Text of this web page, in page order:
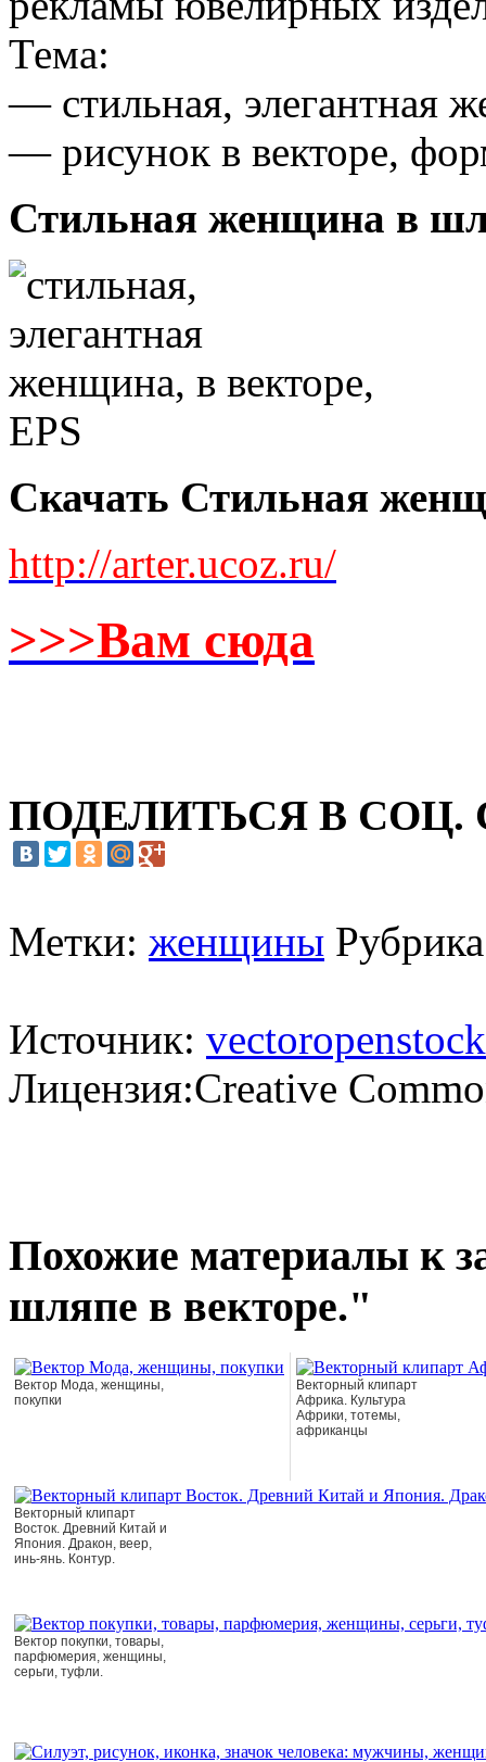
Тема:
— стильная, элегантная
— рисунок в векторе,
Стильная женщина в
Скачать Стильная
http://arter.ucoz.ru/
>>>Вам сюда
ПОДЕЛИТЬСЯ В СОЦ.
Метки: женщины
Источник: vectoropenstock
Лицензия:Creative
Похожие материалы к
шляпе в векторе."
Вектор Мода, женщины,
покупки
Векторный клипарт
Африка. Культура
Африки, тотемы,
африканцы
Векторный клипарт
Восток. Древний Китай и
Япония. Дракон, веер,
инь-янь. Контур.
Вектор покупки, товары,
парфюмерия, женщины,
серьги, туфли.